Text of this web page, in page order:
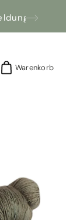
Warenkorb
Warenkorb